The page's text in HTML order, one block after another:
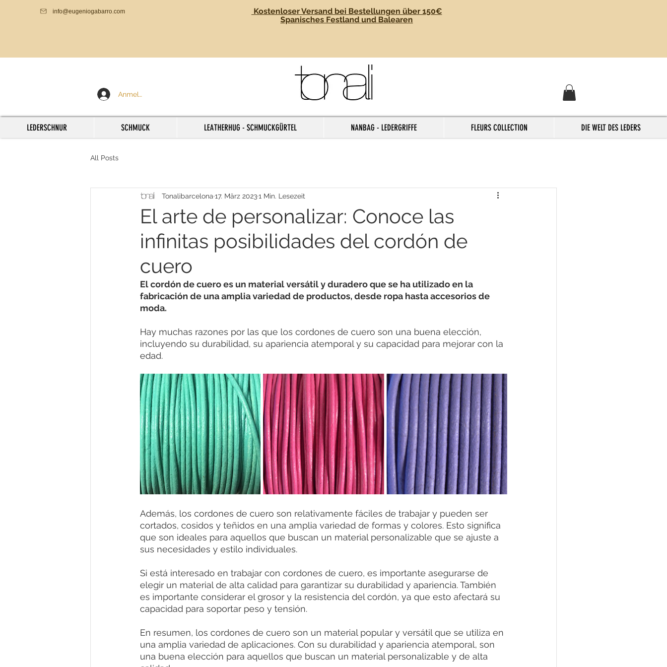
info@eugeniogabarro.com
Kostenloser Versand bei Bestellungen über 150€
Spanisches Festland und Balearen
Anmelden
All Posts
El arte de personalizar: Conoce las
infinitas posibilidades del cordón de
cuero
Tonalibarcelona 17. März 20231 Min. Lesezeit
El cordón de cuero es un material versátil y duradero que se ha utilizado en la
fabricación de una amplia variedad de productos, desde ropa hasta accesorios de
moda.
Hay muchas razones por las que los cordones de cuero son una buena elección,
incluyendo su durabilidad, su apariencia atemporal y su capacidad para mejorar con la
edad.
Además, los cordones de cuero son relativamente fáciles de trabajar y pueden ser
cortados, cosidos y teñidos en una amplia variedad de formas y colores. Esto significa
que son ideales para aquellos que buscan un material personalizable que se ajuste a
sus necesidades y estilo individuales.
Si está interesado en trabajar con cordones de cuero, es importante asegurarse de
elegir un material de alta calidad para garantizar su durabilidad y apariencia. También
es importante considerar el grosor y la resistencia del cordón, ya que esto afectará su
capacidad para soportar peso y tensión.
En resumen, los cordones de cuero son un material popular y versátil que se utiliza en
una amplia variedad de aplicaciones. Con su durabilidad y apariencia atemporal, son
una buena elección para aquellos que buscan un material personalizable y de alta
LEDERSCHNUR SCHMUCK LEATHERHUG - SCHMUCKGÜRTEL NANBAG - LEDERGRIFFE FLEURS COLLECTION DIE WELT DES LEDERS